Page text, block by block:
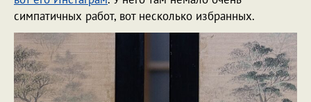
симпатичных работ, вот несколько избранных.